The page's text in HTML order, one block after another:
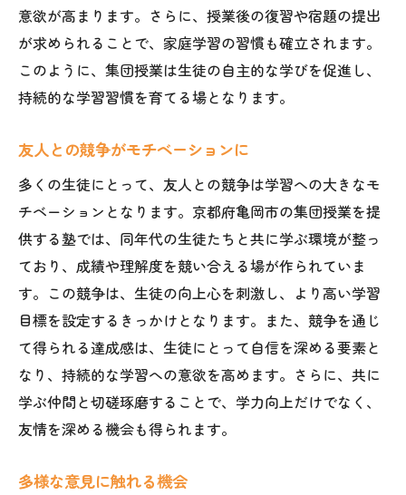
意欲が高まります。さらに、授業後の復習や宿題の提出
が求められることで、家庭学習の習慣も確立されます。
このように、集団授業は生徒の自主的な学びを促進し、
持続的な学習習慣を育てる場となります。
友人との競争がモチベーションに
多くの生徒にとって、友人との競争は学習への大きなモ
チベーションとなります。京都府亀岡市の集団授業を提
供する塾では、同年代の生徒たちと共に学ぶ環境が整っ
ており、成績や理解度を競い合える場が作られていま
す。この競争は、生徒の向上心を刺激し、より高い学習
目標を設定するきっかけとなります。また、競争を通じ
て得られる達成感は、生徒にとって自信を深める要素と
なり、持続的な学習への意欲を高めます。さらに、共に
学ぶ仲間と切磋琢磨することで、学力向上だけでなく、
友情を深める機会も得られます。
多様な意見に触れる機会